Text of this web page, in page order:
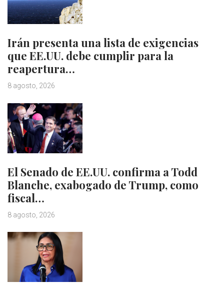
Irán presenta una lista de exigencias
que EE.UU. debe cumplir para la
reapertura…
8 agosto, 2026
El Senado de EE.UU. confirma a Todd
Blanche, exabogado de Trump, como
fiscal…
8 agosto, 2026